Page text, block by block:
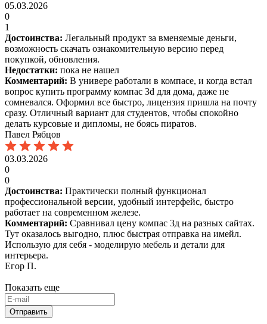
05.03.2026
0
1
Достоинства: Легальный продукт за вменяемые деньги,
возможность скачать ознакомительную версию перед
покупкой, обновления.
Недостатки: пока не нашел
Комментарий: В универе работали в компасе, и когда встал
вопрос купить программу компас 3d для дома, даже не
сомневался. Оформил все быстро, лицензия пришла на почту
сразу. Отличный вариант для студентов, чтобы спокойно
делать курсовые и дипломы, не боясь пиратов.
Павел Рябцов
03.03.2026
0
0
Достоинства: Практически полный функционал
профессиональной версии, удобный интерфейс, быстро
работает на современном железе.
Комментарий: Сравнивал цену компас 3д на разных сайтах.
Тут оказалось выгодно, плюс быстрая отправка на имейл.
Использую для себя - моделирую мебель и детали для
интерьера.
Егор П.
Показать еще